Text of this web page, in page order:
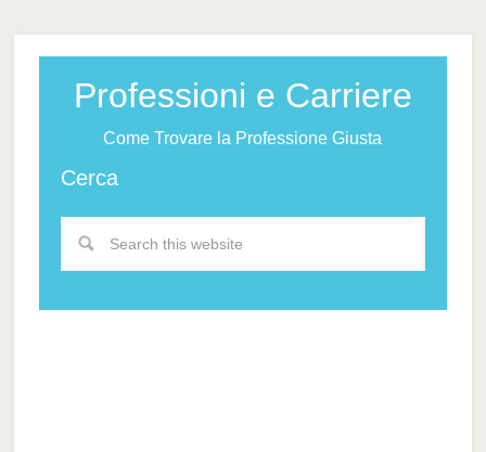
Professioni e Carriere
Come Trovare la Professione Giusta
Cerca